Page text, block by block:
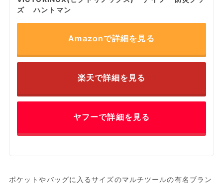
ズ ハントマン
Amazonで詳細を見る
楽天で詳細を見る
ヤフーで詳細を見る
ポケットやバッグに入るサイズのマルチツールの有名ブラン